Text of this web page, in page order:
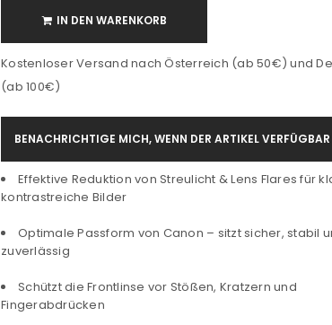
IN DEN WARENKORB
Kostenloser Versand nach Österreich (ab 50€) und
(ab 100€)
BENACHRICHTIGE MICH, WENN DER ARTIKEL
Effektive Reduktion von Streulicht & Lens Flares für
kontrastreiche Bilder
Optimale Passform von Canon – sitzt sicher, stabil
zuverlässig
Schützt die Frontlinse vor Stößen, Kratzern und
Fingerabdrücken